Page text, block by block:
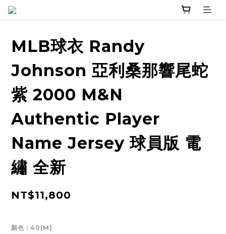
MLB球衣 Randy
Johnson 亞利桑那響尾蛇
紫 2000 M&N
Authentic Player
Name Jersey 球員版 電
繡 全新
NT$11,800
顏色 : 40(M)